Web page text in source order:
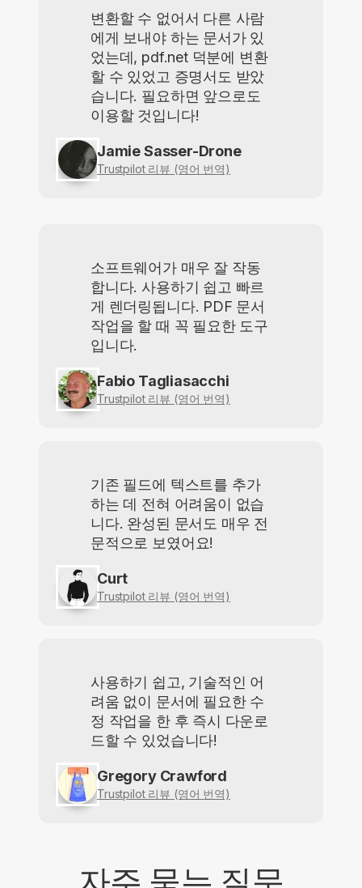
변환할 수 없어서 다른 사람
에게 보내야 하는 문서가 있
었는데, pdf.net 덕분에 변환
할 수 있었고 증명서도 받았
습니다. 필요하면 앞으로도
이용할 것입니다!
Jamie Sasser-Drone
Trustpilot 리뷰 (영어 번역)
소프트웨어가 매우 잘 작동
합니다. 사용하기 쉽고 빠르
게 렌더링됩니다. PDF 문서
작업을 할 때 꼭 필요한 도구
입니다.
Fabio Tagliasacchi
Trustpilot 리뷰 (영어 번역)
기존 필드에 텍스트를 추가
하는 데 전혀 어려움이 없습
니다. 완성된 문서도 매우 전
문적으로 보였어요!
Curt
Trustpilot 리뷰 (영어 번역)
사용하기 쉽고, 기술적인 어
려움 없이 문서에 필요한 수
정 작업을 한 후 즉시 다운로
드할 수 있었습니다!
Gregory Crawford
Trustpilot 리뷰 (영어 번역)